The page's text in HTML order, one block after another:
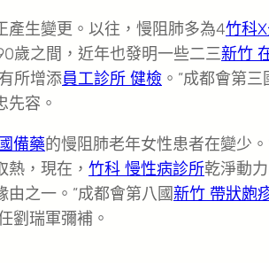
產生變更。以往，慢阻肺多為4竹科
歲之間，近年也發明一些二三新竹
所增添員工診所 健檢 。”成都會第
先容。
備藥的慢阻肺老年女性患者在變少
，現在， 竹科 慢性病診所乾淨動
之一。”成都會第八國新竹 帶狀皰
劉瑞軍彌補。